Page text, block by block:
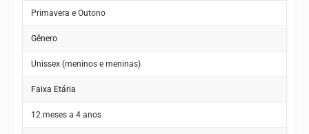
Primavera e Outono
Gênero
Unissex (meninos e meninas)
Faixa Etária
12 meses a 4 anos